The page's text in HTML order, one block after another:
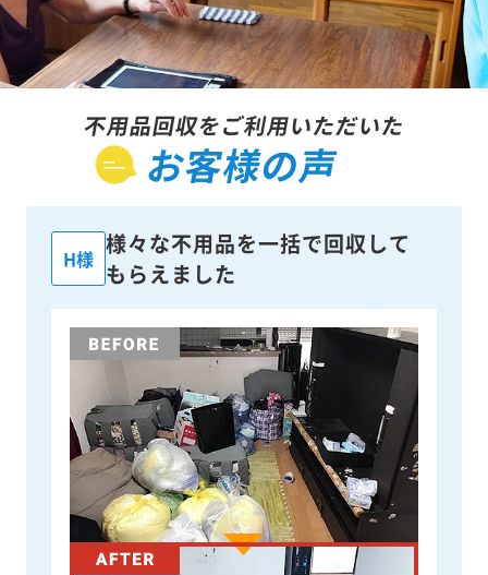
不用品回収をご利用いただいた
お客様の声
H様
様々な不用品を一括で回収して
もらえました